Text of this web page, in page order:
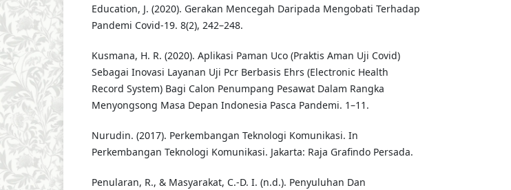
Education, J. (2020). Gerakan Mencegah Daripada Mengobati Terhadap
Pandemi Covid-19. 8(2), 242–248.
Kusmana, H. R. (2020). Aplikasi Paman Uco (Praktis Aman Uji Covid)
Sebagai Inovasi Layanan Uji Pcr Berbasis Ehrs (Electronic Health
Record System) Bagi Calon Penumpang Pesawat Dalam Rangka
Menyongsong Masa Depan Indonesia Pasca Pandemi. 1–11.
Nurudin. (2017). Perkembangan Teknologi Komunikasi. In
Perkembangan Teknologi Komunikasi. Jakarta: Raja Grafindo Persada.
Penularan, R., & Masyarakat, C.-D. I. (n.d.). Penyuluhan Dan